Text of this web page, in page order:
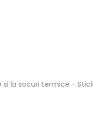
la socuri termice -